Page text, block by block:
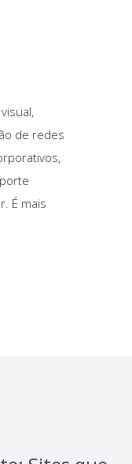
de redes
É mais